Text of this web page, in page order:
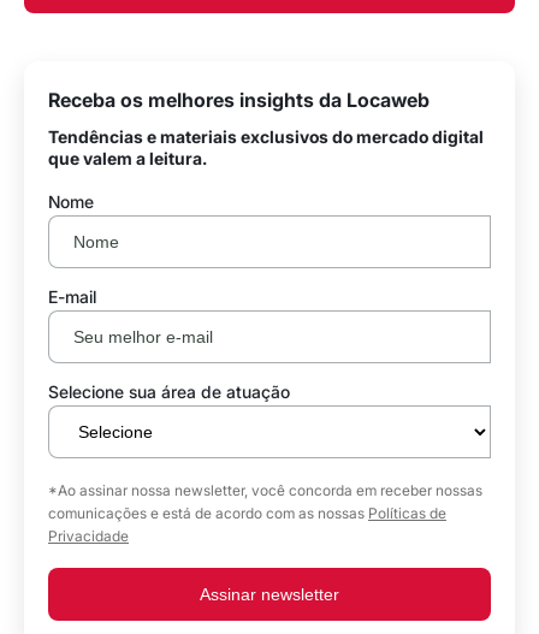
Receba os melhores insights da Locaweb
Tendências e materiais exclusivos do mercado digital
que valem a leitura.
Nome
E-mail
Selecione sua área de atuação
*Ao assinar nossa newsletter, você concorda em receber nossas
comunicações e está de acordo com as nossas Políticas de
Privacidade
Assinar newsletter